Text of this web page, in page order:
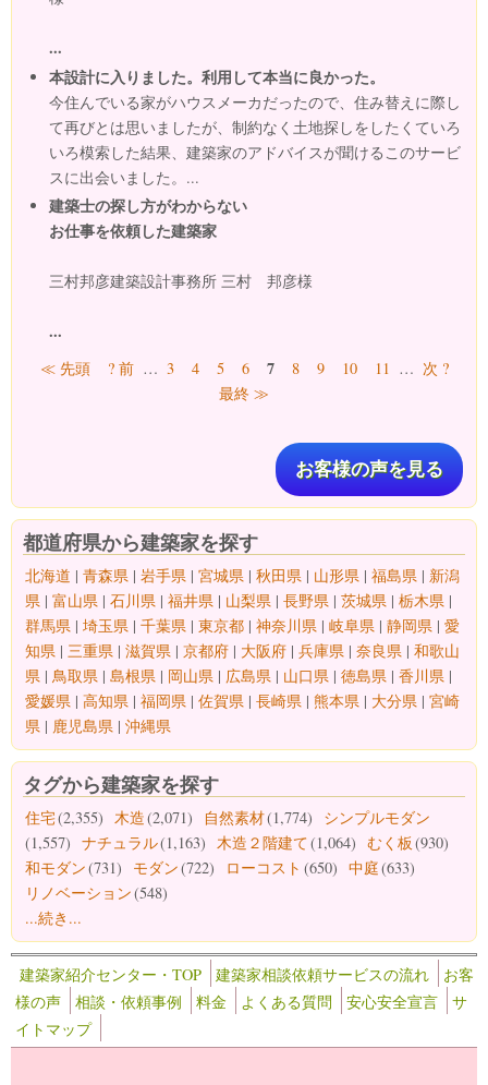
...
本設計に入りました。利用して本当に良かった。
今住んでいる家がハウスメーカだったので、住み替えに際し
て再びとは思いましたが、制約なく土地探しをしたくていろ
いろ模索した結果、建築家のアドバイスが聞けるこのサービ
スに出会いました。...
建築士の探し方がわからない
お仕事を依頼した建築家
三村邦彦建築設計事務所 三村 邦彦様
...
ページ
≪ 先頭 ? 前 … 3 4 5 6 7 8 9 10 11 … 次 ?
最終 ≫
お客様の声を見る
都道府県から建築家を探す
北海道 | 青森県 | 岩手県 | 宮城県 | 秋田県 | 山形県 | 福島県 | 新潟
県 | 富山県 | 石川県 | 福井県 | 山梨県 | 長野県 | 茨城県 | 栃木県 |
群馬県 | 埼玉県 | 千葉県 | 東京都 | 神奈川県 | 岐阜県 | 静岡県 | 愛
知県 | 三重県 | 滋賀県 | 京都府 | 大阪府 | 兵庫県 | 奈良県 | 和歌山
県 | 鳥取県 | 島根県 | 岡山県 | 広島県 | 山口県 | 徳島県 | 香川県 |
愛媛県 | 高知県 | 福岡県 | 佐賀県 | 長崎県 | 熊本県 | 大分県 | 宮崎
県 | 鹿児島県 | 沖縄県
タグから建築家を探す
住宅(2,355) 木造(2,071) 自然素材(1,774)
シンプルモダン
(1,557) ナチュラル(1,163) 木造２階建て(1,064) むく板 (930)
和モダン(731) モダン(722) ローコスト (650) 中庭(633)
リノベーション(548)
...続き...
建築家紹介センター・TOP 建築家相談依頼サービスの流れ
お客
様の声
相談・依頼事例 料金 よくある質問 安心安全宣言
サ
イトマップ